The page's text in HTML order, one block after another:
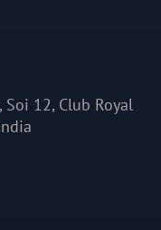
12, Club Royal